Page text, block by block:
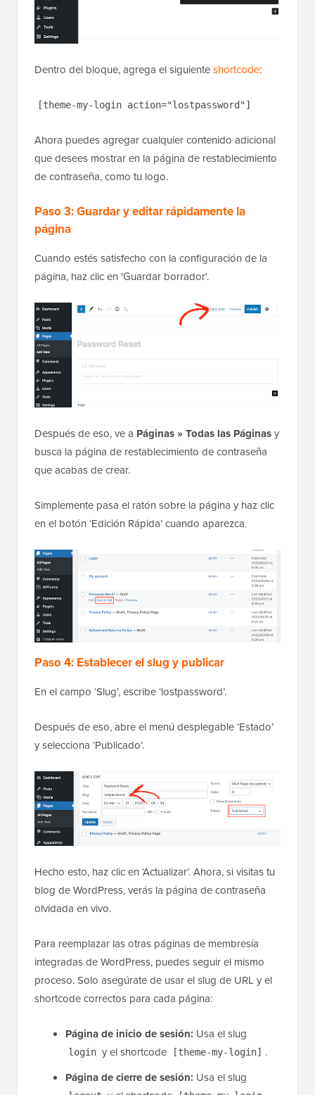
Dentro del bloque, agrega el siguienteshortcode:
[theme-my-login action="lostpassword"]
Ahora puedes agregar cualquier contenido adicional
que desees mostrar en la página de restablecimiento
de contraseña, como tu logo.
Paso 3: Guardar y editar rápidamente la
página
Cuando estés satisfecho con la configuración de la
página, haz clic en 'Guardar borrador'.
Después de eso, ve a Páginas » Todas las Páginasy
busca la página de restablecimiento de contraseña
que acabas de crear.
Simplemente pasa el ratón sobre la página y haz clic
en el botón ‘Edición Rápida’ cuando aparezca.
Paso 4: Establecer el slug y publicar
En el campo ‘Slug’, escribe ‘lostpassword’.
Después de eso, abre el menú desplegable ‘Estado’
y selecciona ‘Publicado’.
Hecho esto, haz clic en ‘Actualizar’. Ahora, si visitas tu
blog de WordPress, verás la página de contraseña
olvidada en vivo.
Para reemplazar las otras páginas de membresía
integradas de WordPress, puedes seguir el mismo
proceso. Solo asegúrate de usar el slug de URL y el
shortcode correctos para cada página:
Página de inicio de sesión: Usa el slug
login y el shortcode [theme-my-login] .
Página de cierre de sesión: Usa el slug